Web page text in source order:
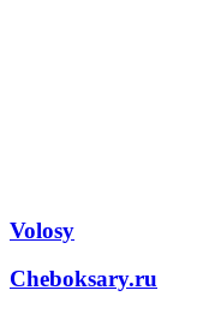
Volosy
Cheboksary.ru